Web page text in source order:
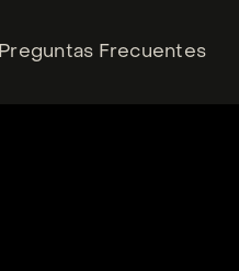
Preguntas Frecuentes